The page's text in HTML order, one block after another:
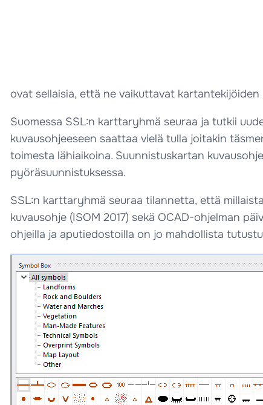
ovat sellaisia, että ne vaikuttavat
Suomessa SSL:n karttaryhmä seuraa ja tutkii
kuvausohjeeseen saattaa vielä tulla joitakin
toimesta lähiaikoina. Suunnistuskartan
pyöräsuunnistuksessa.
SSL:n karttaryhmä seuraa tilannetta, että
kuvausohje (ISOM 2017) sekä OCAD-ohjelman
ohjeilla ja aputiedostoilla on jo mahdollista